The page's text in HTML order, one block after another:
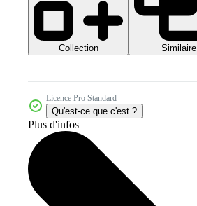
Collection Similaire
Licence Pro Standard
Qu'est-ce que c'est ?
Plus d'infos